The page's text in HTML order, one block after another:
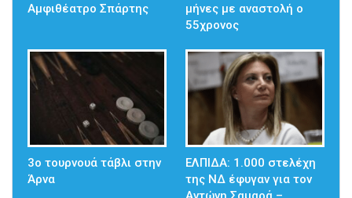
Αμφιθέατρο Σπάρτης
μήνες με αναστολή ο
55χρονος
3ο τουρνουά τάβλι στην
Άρνα
ΕΛΠΙΔΑ: 1.000 στελέχη
της ΝΔ έφυγαν για τον